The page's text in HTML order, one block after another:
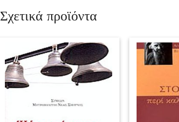
Σχετικά προϊόντα